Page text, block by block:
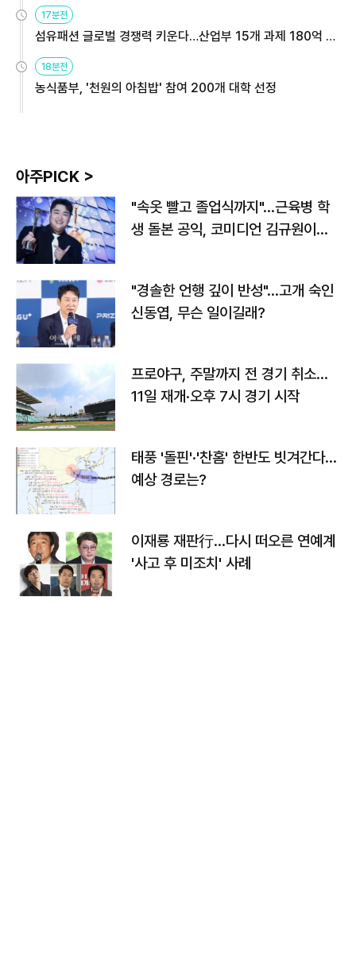
17분전
섬유패션 글로벌 경쟁력 키운다…산업부 15개 과제 180억 지
원
18분전
농식품부, '천원의 아침밥' 참여 200개 대학 선정
아주PICK >
"속옷 빨고 졸업식까지"…근육병 학
생 돌본 공익, 코미디언 김규원이었
"경솔한 언행 깊이 반성"…고개 숙인
신동엽, 무슨 일이길래?
프로야구, 주말까지 전 경기 취소…
11일 재개·오후 7시 경기 시작
태풍 '돌핀'·'찬홈' 한반도 빗겨간다…
예상 경로는?
이재룡 재판行…다시 떠오른 연예계
'사고 후 미조치' 사례